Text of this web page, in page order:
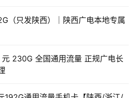
（只发陕西）｜陕西广电本地专属
230G 全国通用流量 正规广电长